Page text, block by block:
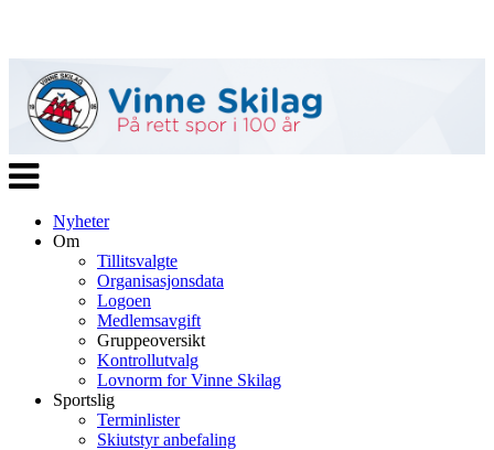
Veksle
navigasjon
Nyheter
Om
Tillitsvalgte
Organisasjonsdata
Logoen
Medlemsavgift
Gruppeoversikt
Kontrollutvalg
Lovnorm for Vinne Skilag
Sportslig
Terminlister
Skiutstyr anbefaling